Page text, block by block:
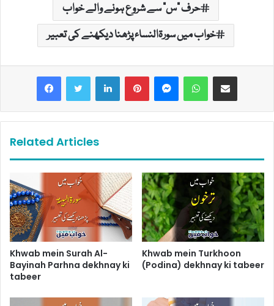
حرف "س" سے شروع ہونے والے خواب
خواب میں سورۃالنساء پڑھنا دیکھنے کی تعبیر
LinkedInPinterestMessengerWhatsAppShare via Email
Related Articles
Khwab mein Surah Al-
Bayinah Parhna dekhnay ki
tabeer
Khwab mein Turkhoon
(Podina) dekhnay ki tabeer